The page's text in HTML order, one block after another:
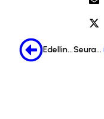
Edellinen Seuraava